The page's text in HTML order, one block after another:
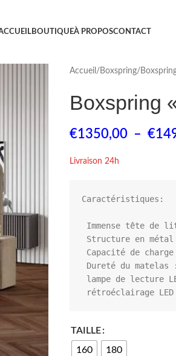
BOUTIQUEÀ PROPOSCONTACT
Accueil Boxspring
Boxspring
€1350,00 – €
Livraison 24h
Caractéristiques:
rétroéclairage
TAILLE
160
180